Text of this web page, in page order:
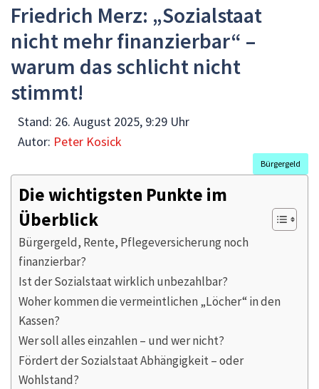
Friedrich Merz: „Sozialstaat
nicht mehr finanzierbar“ –
warum das schlicht nicht
stimmt!
Stand: 26. August 2025, 9:29 Uhr
Autor: Peter Kosick
Bürgergeld
Die wichtigsten Punkte im
Überblick
Bürgergeld, Rente, Pflegeversicherung noch
finanzierbar?
Ist der Sozialstaat wirklich unbezahlbar?
Woher kommen die vermeintlichen „Löcher“ in den
Kassen?
Wer soll alles einzahlen – und wer nicht?
Fördert der Sozialstaat Abhängigkeit – oder
Wohlstand?